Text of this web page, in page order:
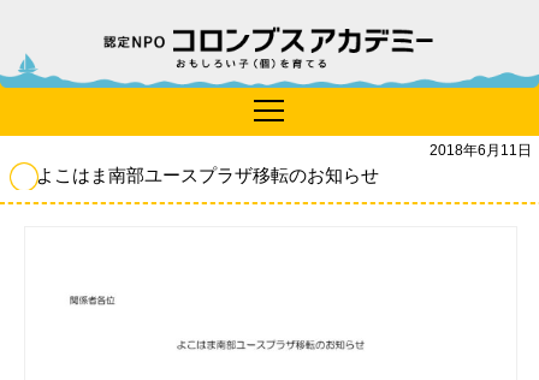
よこはま南部ユースプラザ移転のお知らせ
2018年6月11日